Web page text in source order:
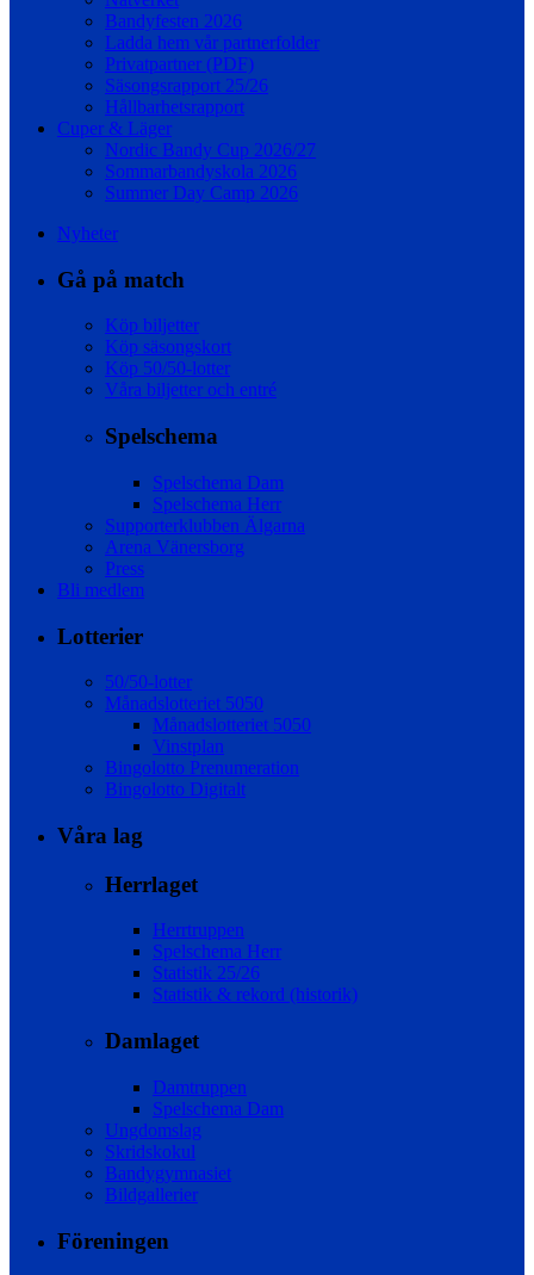
Bandyfesten 2026
Ladda hem vår partnerfolder
Privatpartner (PDF)
Säsongsrapport 25/26
Hållbarhetsrapport
Cuper & Läger
Nordic Bandy Cup 2026/27
Sommarbandyskola 2026
Summer Day Camp 2026
Nyheter
Gå på match
Köp biljetter
Köp säsongskort
Köp 50/50-lotter
Våra biljetter och entré
Spelschema
Spelschema Dam
Spelschema Herr
Supporterklubben Älgarna
Arena Vänersborg
Press
Bli medlem
Lotterier
50/50-lotter
Månadslotteriet 5050
Månadslotteriet 5050
Vinstplan
Bingolotto Prenumeration
Bingolotto Digitalt
Våra lag
Herrlaget
Herrtruppen
Spelschema Herr
Statistik 25/26
Statistik & rekord (historik)
Damlaget
Damtruppen
Spelschema Dam
Ungdomslag
Skridskokul
Bandygymnasiet
Bildgallerier
Föreningen